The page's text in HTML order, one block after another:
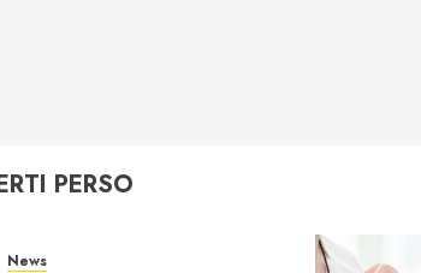
PERSO
News